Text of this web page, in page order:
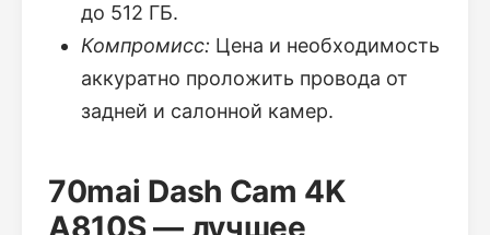
до 512 ГБ.
Компромисс: Цена и необходимость
аккуратно проложить провода от
задней и салонной камер.
70mai Dash Cam 4K